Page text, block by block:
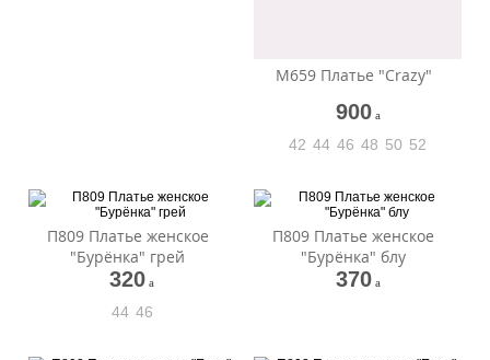
М659 Платье "Crazy"
900 a
42 44 46 48 50 52
П809 Платье женское
"Бурёнка" грей
320 a
44 46
П809 Платье женское
"Бурёнка" блу
370 a